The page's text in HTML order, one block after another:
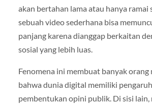
akan bertahan lama atau hanya ramai
sebuah video sederhana bisa
panjang karena dianggap berkaitan
sosial yang lebih luas.
Fenomena ini membuat banyak orang
bahwa dunia digital memiliki
pembentukan opini publik. Di sisi lain,